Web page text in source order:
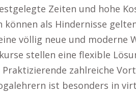
Zeiten und hohe
können als Hindernisse
völlig neue und moderne
stellen eine flexible
zahlreiche
ist besonders in